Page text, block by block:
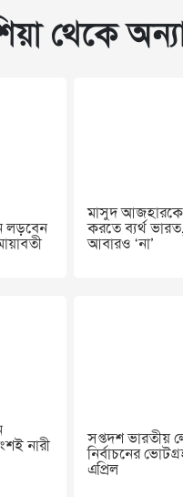
থেকে
লড়বেন
মাসুদ আজহারকে
করতে ব্যর্থ
আবারও ‘না’
নারী
সপ্তদশ ভারতীয়
নির্বাচনের
এপ্রিল